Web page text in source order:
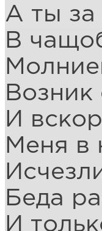
А ты за
В
Возник
И
Меня в
Беда
И